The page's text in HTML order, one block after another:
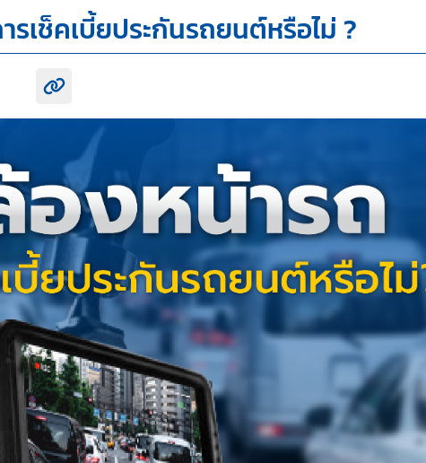
ช็คเบี้ยประกันรถยนต์หรือไม่ ?
share
Twitter share